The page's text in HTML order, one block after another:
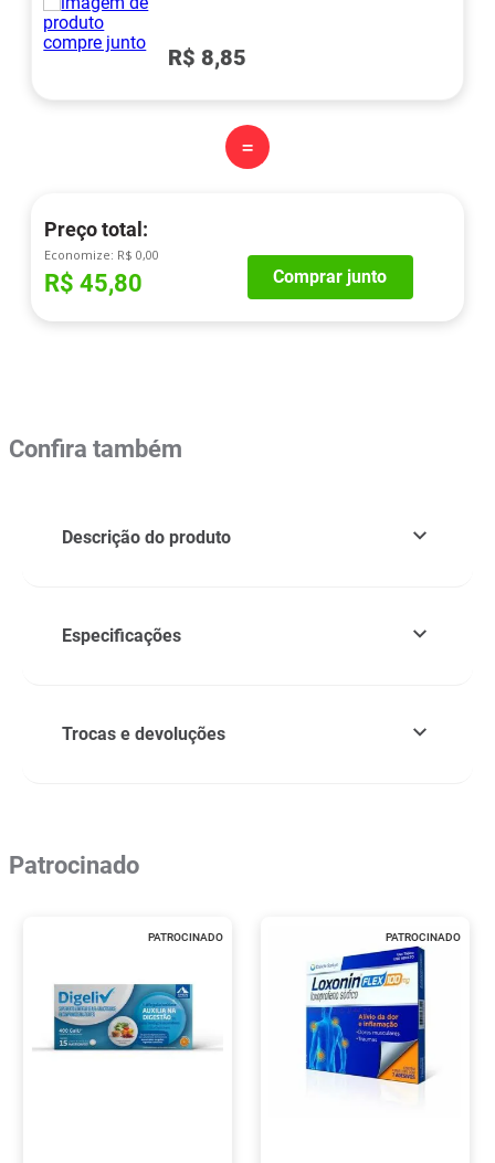
R$ 8,85
=
Preço total:
Economize: R$ 0,00
R$ 45,80 Comprar junto
Confira também
Descrição do produto
Especificações
Trocas e devoluções
Patrocinado
PATROCINADO PATROCINADO